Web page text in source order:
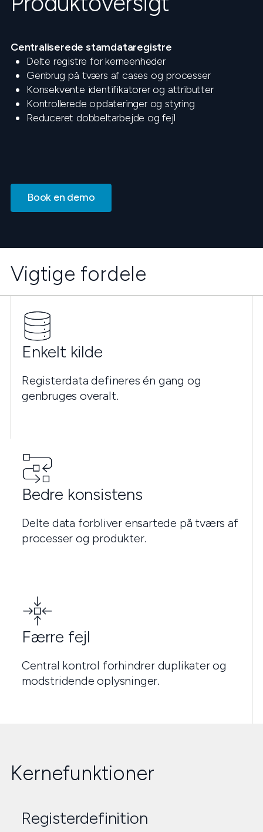
Centraliserede stamdataregistre
Delte registre for kerneenheder
Genbrug på tværs af cases og processer
Konsekvente identifikatorer og attributter
Kontrollerede opdateringer og styring
Reduceret dobbeltarbejde og fejl
Book en demo
Vigtige fordele
Enkelt kilde
Registerdata defineres én gang og
genbruges overalt.
Bedre konsistens
Delte data forbliver ensartede på tværs af
processer og produkter.
Færre fejl
Central kontrol forhindrer duplikater og
modstridende oplysninger.
Kernefunktioner
Registerdefinition